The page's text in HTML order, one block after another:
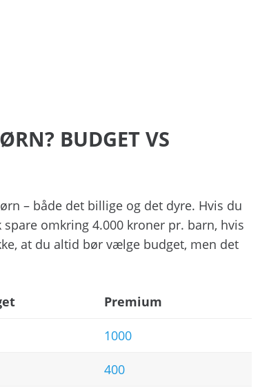
BUDGET VS
– både det billige og det dyre. Hvis du
omkring 4.000 kroner pr. barn, hvis
at du altid bør vælge budget, men det
Premium
1000
400